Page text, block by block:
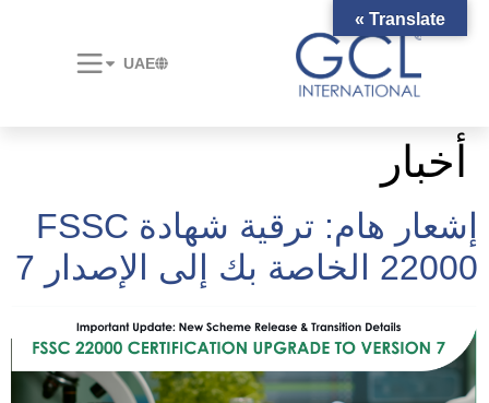
UAE
أخبار
إشعار هام: ترقية شهادة FSSC
22000 الخاصة بك إلى الإصدار 7
Translate »